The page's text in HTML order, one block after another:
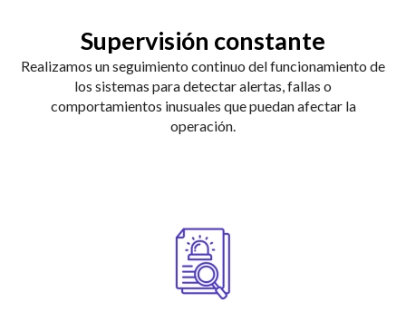
Supervisión constante
Realizamos un seguimiento continuo del funcionamiento de
los sistemas para detectar alertas, fallas o
comportamientos inusuales que puedan afectar la
operación.